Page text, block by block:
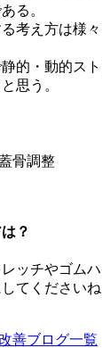
る。
考え方は様
的・動的ス
思う。
骨調整
？
ッチやゴム
てください
善ブログ一覧